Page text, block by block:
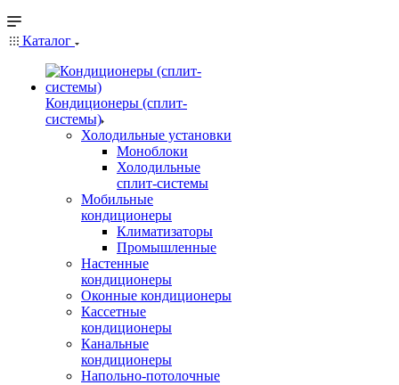
Каталог
Кондиционеры (сплит-
системы)
Холодильные установки
Моноблоки
Холодильные
сплит-системы
Мобильные
кондиционеры
Климатизаторы
Промышленные
Настенные
кондиционеры
Оконные кондиционеры
Кассетные
кондиционеры
Канальные
кондиционеры
Напольно-потолочные